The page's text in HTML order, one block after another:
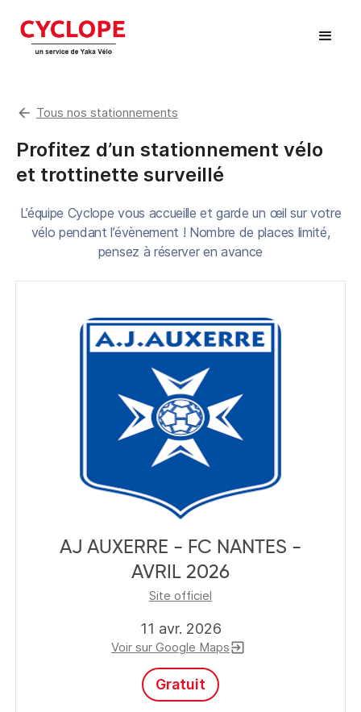
arrow_back Tous nos stationnements
Profitez d’un stationnement vélo
et trottinette surveillé
L’équipe Cyclope vous accueille et garde un œil sur votre
vélo pendant l’évènement ! Nombre de places limité,
pensez à réserver en avance
AJ AUXERRE - FC NANTES -
AVRIL 2026
Site officiel
11 avr. 2026
Voir sur Google Mapsexit_to_app
Gratuit